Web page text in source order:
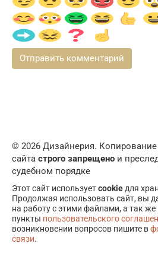
© 2026 Дизайнерия.
сайта строго запрещено и
судебном порядке
Этот сайт используетcookie для
Продолжая использовать сайт, вы
на работу с этими файлами, а так же
пункты пользовательского
возникновении вопросов пишите в
связи.